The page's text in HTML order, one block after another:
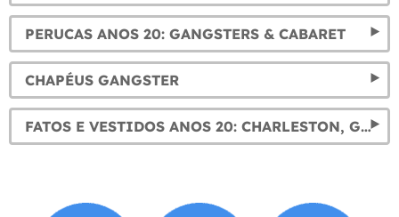
PERUCAS ANOS 20: GANGSTERS & CABARET
CHAPÉUS GANGSTER
FATOS E VESTIDOS ANOS 20: CHARLESTON, GANGSTERS & CABARET